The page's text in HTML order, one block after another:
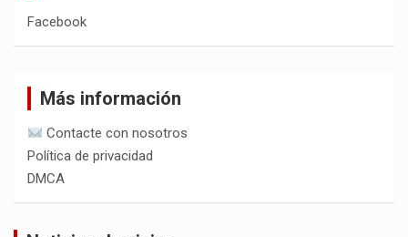
Facebook
Más información
Contacte con nosotros
Política de privacidad
DMCA